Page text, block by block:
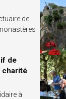
de
de
charité
à